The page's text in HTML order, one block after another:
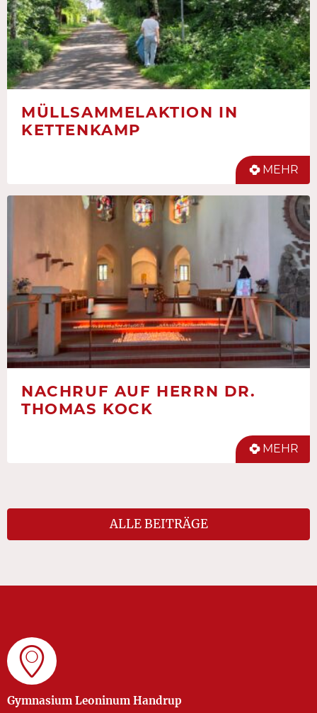
MÜLLSAMMELAKTION IN
KETTENKAMP
MEHR
NACHRUF AUF HERRN DR.
THOMAS KOCK
MEHR
ALLE BEITRÄGE
Gymnasium Leoninum Handrup